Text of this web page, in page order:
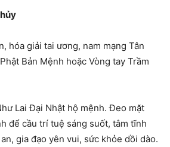
hóa giải tai ương, nam mạng Tân
Bản Mệnh hoặc Vòng tay Trầm
Lai Đại Nhật hộ mệnh. Đeo mặt
để cầu trí tuệ sáng suốt, tâm tĩnh
gia đạo yên vui, sức khỏe dồi dào.